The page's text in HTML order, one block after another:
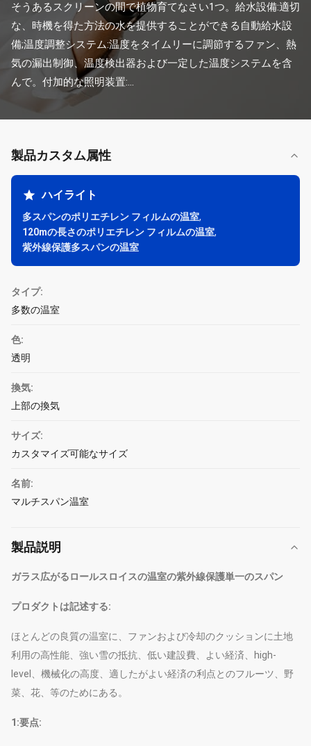
そうあるスクリーンの間で植物育てなさい1つ。給水設備:適切
な、時機を得た方法の水を提供することができる自動給水設
備;温度調整システム:温度をタイムリーに調節するファン、熱
気の漏出制御、温度検出器および一定した温度システムを含
んで。付加的な照明装置:...
製品カスタム属性
ハイライト
多スパンのポリエチレン フィルムの温室,
120mの長さのポリエチレン フィルムの温室,
紫外線保護多スパンの温室
タイプ:
多数の温室
色:
透明
換気:
上部の換気
サイズ:
カスタマイズ可能なサイズ
名前:
マルチスパン温室
製品説明
ガラス広がるロールスロイスの温室の紫外線保護単一のスパン
プロダクトは記述する:
ほとんどの良質の温室に、ファンおよび冷却のクッションに土地
利用の高性能、強い雪の抵抗、低い建設費、よい経済、high-
level、機械化の高度、適したがよい経済の利点とのフルーツ、野
菜、花、等のためにある。
1:要点: